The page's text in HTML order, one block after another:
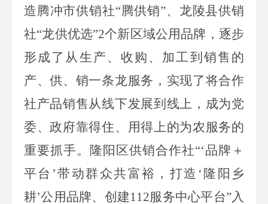
造腾冲市供销社“腾供销”、龙陵县供销
社“龙供优选”2个新区域公用品牌，逐步
形成了从生产、收购、加工到销售的
产、供、销一条龙服务，实现了将合作
社产品销售从线下发展到线上，成为党
委、政府靠得住、用得上的为农服务的
重要抓手。隆阳区供销合作社“‘品牌＋
平台’带动群众共富裕，打造‘隆阳乡
耕’公用品牌、创建112服务中心平台”入